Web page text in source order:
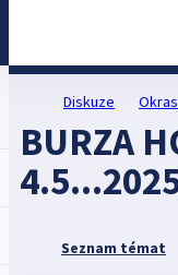
Diskuze
BURZA
Seznam témat